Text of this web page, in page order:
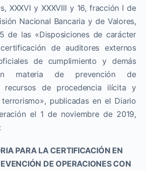
XXXVI y XXXVIII y 16, fracción I de
Nacional Bancaria y de Valores,
de las «Disposiciones de carácter
de auditores externos
de cumplimiento y demás
materia de prevención de
recursos de procedencia ilícita y
publicadas en el Diario
el 1 de noviembre de 2019,
PARA LA CERTIFICACIÓN EN
DE OPERACIONES CON